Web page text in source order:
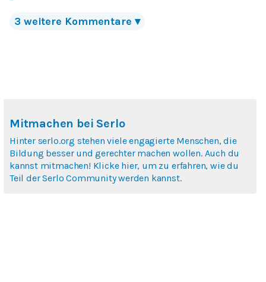
3weitere Kommentare ▾
Mitmachen bei Serlo
Hinter serlo.org stehen viele engagierte Menschen, die
Bildung besser und gerechter machen wollen. Auch du
kannst mitmachen! Klicke hier, um zu erfahren, wie du
Teil der Serlo Community werden kannst.